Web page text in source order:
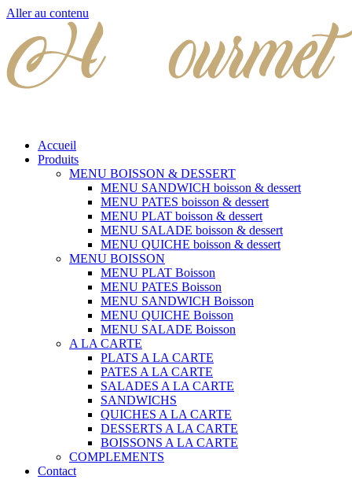
Aller au contenu
Accueil
Produits
MENU BOISSON & DESSERT
MENU SANDWICH boisson & dessert
MENU PATES boisson & dessert
MENU PLAT boisson & dessert
MENU SALADE boisson & dessert
MENU QUICHE boisson & dessert
MENU BOISSON
MENU PLAT Boisson
MENU PATES Boisson
MENU SANDWICH Boisson
MENU QUICHE Boisson
MENU SALADE Boisson
A LA CARTE
PLATS A LA CARTE
PATES A LA CARTE
SALADES A LA CARTE
SANDWICHS
QUICHES A LA CARTE
DESSERTS A LA CARTE
BOISSONS A LA CARTE
COMPLEMENTS
Contact